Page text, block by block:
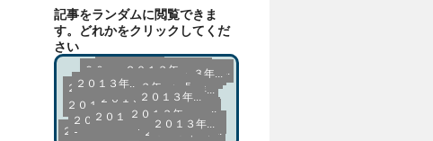
記事をランダムに閲覧できま
す。どれかをクリックしてくだ
さい
２０１３年...
２０１３年...
２０１３年...
２０１３年...
２０１３年...
２０１３年...
２０１３年...
２０１３年...
２０１３年...
２０１３年...
２０１３年...
２０１３年...
２０１３年...
２０１３年...
２０１３年...
２０１３年...
２０１３年...２０１３年...
２０１３年...
２０１３年...
２０１３年...
２０１３年...
２０１３年...
２０１３年...
２０１３年...
２０１３年...
２０１３年...
２０１３年...
２０１３年...
２０１３年...
２０１３年...
２０１３年...
２０１３年... ２０１３年...
２０１３年...
２０１３年...
２０１３年...
２０１３年...
２０１３年...
２０１３年...
２０１３年...
記事の選び...
２０１３年...
２０１３年...
２０１３年...
２０１３年...
２０１３年...
２０１３年...
２０１３年...
２０１３年...
２０１３年...
２０１３年...
２０１３年...
２０１３年...
２０１３年...
２０１３年...
２０１３年...
２０１３年...
２０１３年...
２０１３年...
２０１３年...
２０１３年...
２０１３年...
２０１３年...
２０１３年...
２０１３年...
２０１３年...
２０１３年...
２０１３年...
２０１３年...
２０１３年...
２０１３年...
２０１３年...
２０１３年...
２０１３年...
２０１３年...
２０１３年...
２０１３年...
２０１３年...
２０１３年...
２０１３年...
２０１３年...
２０１３年...
２０１３年...
２０１３年...
２０１３年...
２０１３年...
２０１３年...
２０１３年...
２０１３年...
２０１３年...
２０１３年...
２０１３年...
２０１３年...
２０１３年...
２０１３年...
２０１３年...
２０１３年...
２０１３年...
２０１３年...
２０１３年...
２０１３年...
２０１３年...
２０１３年...
２０１３年...
２０１３年...
２０１３年...